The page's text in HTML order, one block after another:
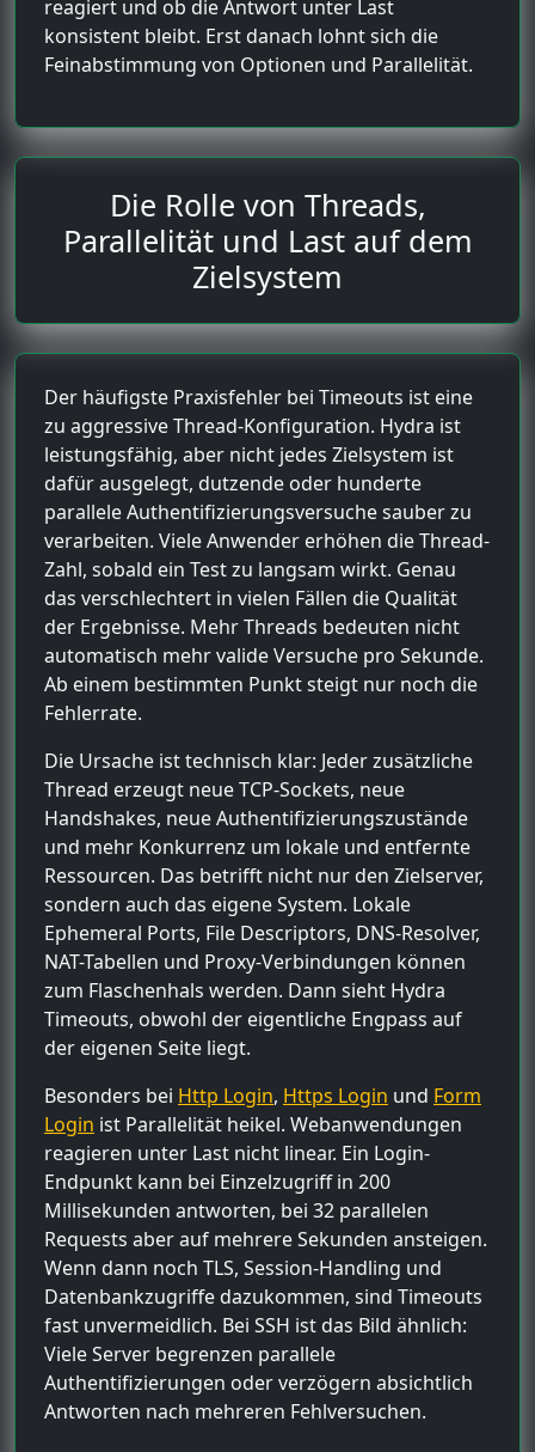
reagiert und ob die Antwort unter Last
konsistent bleibt. Erst danach lohnt sich die
Feinabstimmung von Optionen und Parallelität.
Die Rolle von Threads,
Parallelität und Last auf dem
Zielsystem
Der häufigste Praxisfehler bei Timeouts ist eine
zu aggressive Thread-Konfiguration. Hydra ist
leistungsfähig, aber nicht jedes Zielsystem ist
dafür ausgelegt, dutzende oder hunderte
parallele Authentifizierungsversuche sauber zu
verarbeiten. Viele Anwender erhöhen die Thread-
Zahl, sobald ein Test zu langsam wirkt. Genau
das verschlechtert in vielen Fällen die Qualität
der Ergebnisse. Mehr Threads bedeuten nicht
automatisch mehr valide Versuche pro Sekunde.
Ab einem bestimmten Punkt steigt nur noch die
Fehlerrate.
Die Ursache ist technisch klar: Jeder zusätzliche
Thread erzeugt neue TCP-Sockets, neue
Handshakes, neue Authentifizierungszustände
und mehr Konkurrenz um lokale und entfernte
Ressourcen. Das betrifft nicht nur den Zielserver,
sondern auch das eigene System. Lokale
Ephemeral Ports, File Descriptors, DNS-Resolver,
NAT-Tabellen und Proxy-Verbindungen können
zum Flaschenhals werden. Dann sieht Hydra
Timeouts, obwohl der eigentliche Engpass auf
der eigenen Seite liegt.
Besonders bei Http Login, Https Login und Form
Login ist Parallelität heikel. Webanwendungen
reagieren unter Last nicht linear. Ein Login-
Endpunkt kann bei Einzelzugriff in 200
Millisekunden antworten, bei 32 parallelen
Requests aber auf mehrere Sekunden ansteigen.
Wenn dann noch TLS, Session-Handling und
Datenbankzugriffe dazukommen, sind Timeouts
fast unvermeidlich. Bei SSH ist das Bild ähnlich:
Viele Server begrenzen parallele
Authentifizierungen oder verzögern absichtlich
Antworten nach mehreren Fehlversuchen.